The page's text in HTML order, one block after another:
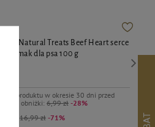
Natural Treats Beef Heart serce
dla psa 100 g
16,99 zł -71%
cena produktu w okresie 30 dni przed
obniżki: 6,99 zł -28%